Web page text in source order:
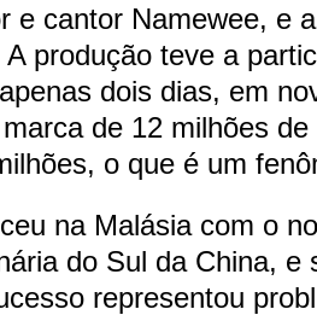
e cantor Namewee, e
produção teve a
dois dias, em
de 12 milhões
o que é um
na Malásia com o
do Sul da China, e
representou